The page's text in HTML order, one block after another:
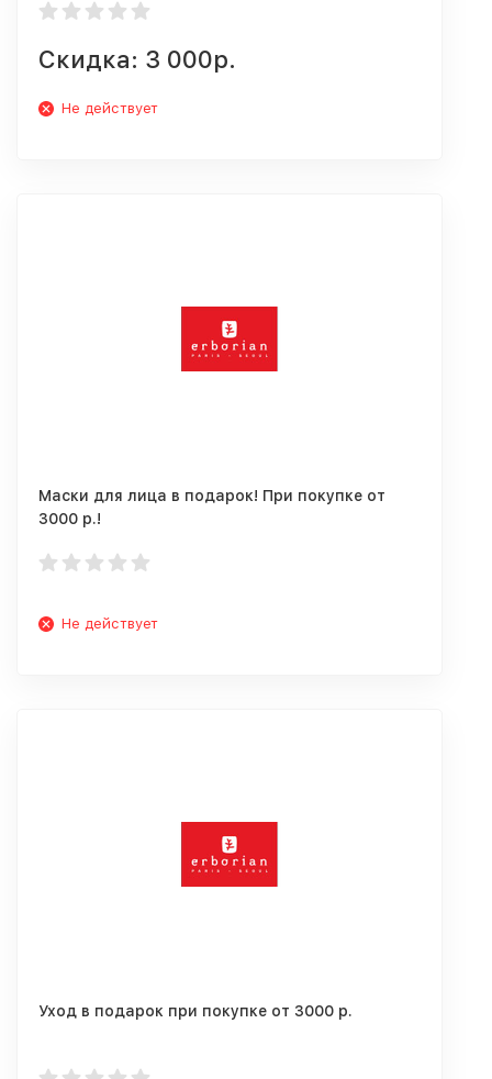
Скидка: 3 000р.
Не действует
Маски для лица в подарок! При покупке от
3000 р.!
Не действует
Уход в подарок при покупке от 3000 р.